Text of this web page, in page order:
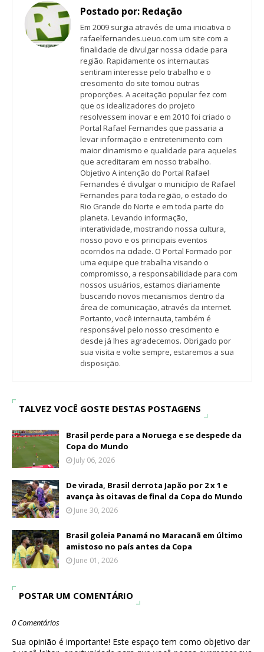
Postado por: Redação
Em 2009 surgia através de uma iniciativa o
rafaelfernandes.ueuo.com um site com a
finalidade de divulgar nossa cidade para
região. Rapidamente os internautas
sentiram interesse pelo trabalho e o
crescimento do site tomou outras
proporções. A aceitação popular fez com
que os idealizadores do projeto
resolvessem inovar e em 2010 foi criado o
Portal Rafael Fernandes que passaria a
levar informação e entretenimento com
maior dinamismo e qualidade para aqueles
que acreditaram em nosso trabalho.
Objetivo A intenção do Portal Rafael
Fernandes é divulgar o município de Rafael
Fernandes para toda região, o estado do
Rio Grande do Norte e em toda parte do
planeta. Levando informação,
interatividade, mostrando nossa cultura,
nosso povo e os principais eventos
ocorridos na cidade. O Portal Formado por
uma equipe que trabalha visando o
compromisso, a responsabilidade para com
nossos usuários, estamos diariamente
buscando novos mecanismos dentro da
área de comunicação, através da internet.
Portanto, você internauta, também é
responsável pelo nosso crescimento e
desde já lhes agradecemos. Obrigado por
sua visita e volte sempre, estaremos a sua
disposição.
TALVEZ VOCÊ GOSTE DESTAS POSTAGENS
Brasil perde para a Noruega e se despede da
Copa do Mundo
July 06, 2026
De virada, Brasil derrota Japão por 2 x 1 e
avança às oitavas de final da Copa do Mundo
June 30, 2026
Brasil goleia Panamá no Maracanã em último
amistoso no país antes da Copa
June 01, 2026
POSTAR UM COMENTÁRIO
0 Comentários
Sua opinião é importante! Este espaço tem como objetivo dar